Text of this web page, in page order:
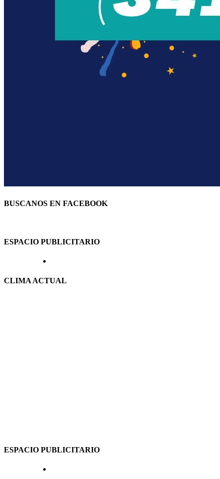
BUSCANOS EN FACEBOOK
ESPACIO PUBLICITARIO
CLIMA ACTUAL
ESPACIO PUBLICITARIO